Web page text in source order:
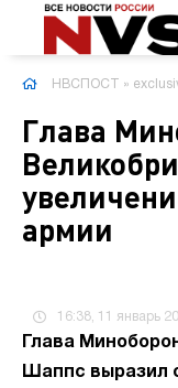
НВСПОСТ »
Глава
армии
16:38, 11 январь
Глава
Шаппс выразил